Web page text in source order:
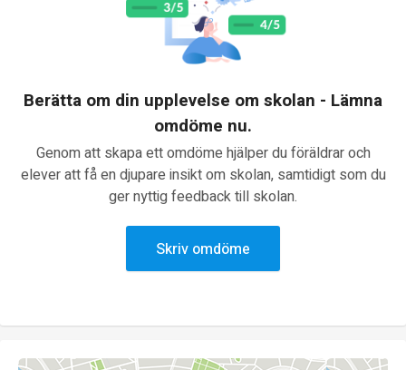
Berätta om din upplevelse om skolan - Lämna
omdöme nu.
Genom att skapa ett omdöme hjälper du föräldrar och
elever att få en djupare insikt om skolan, samtidigt som du
ger nyttig feedback till skolan.
Skriv omdöme